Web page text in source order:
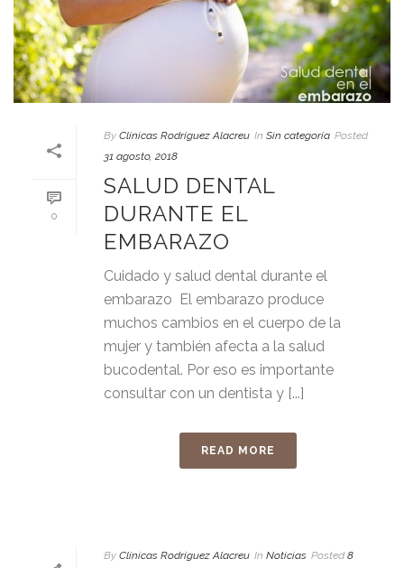
0
By Clínicas Rodríguez Alacreu In Sin categoría Posted
31 agosto, 2018
SALUD DENTAL
DURANTE EL
EMBARAZO
Cuidado y salud dental durante el
embarazo El embarazo produce
muchos cambios en el cuerpo de la
mujer y también afecta a la salud
bucodental. Por eso es importante
consultar con un dentista y [...]
READ MORE
By Clínicas Rodríguez Alacreu In Noticias Posted 8